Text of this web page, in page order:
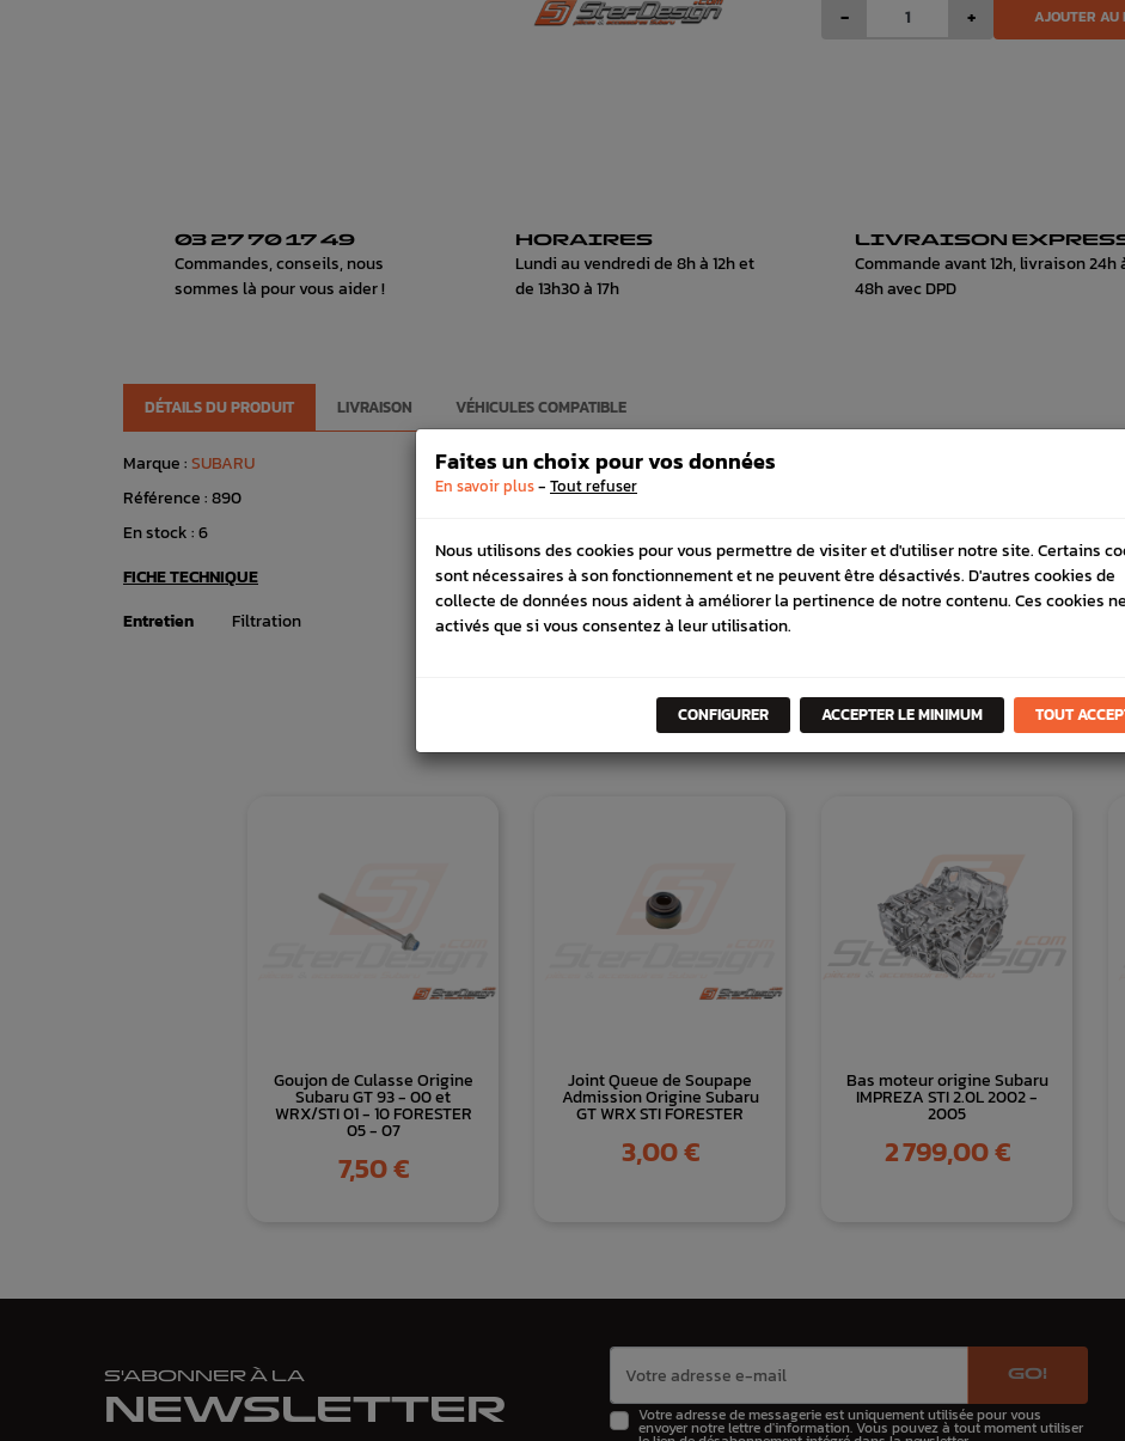
- + AJOUTER AU
03 27 70 17 49
Commandes, conseils, nous
sommes là pour vous aider !
HORAIRES
Lundi au vendredi de 8h à 12h et
de 13h30 à 17h
LIVRAISON
Commande avant 12h, livraison 24h
48h avec DPD
DÉTAILS DU PRODUIT LIVRAISON VÉHICULES COMPATIBLE
Marque :SUBARU
Référence :890
En stock :6
FICHE TECHNIQUE
Entretien
Filtration
LA MÊMECATÉGORIE
Goujon de Culasse Origine
Subaru GT 93 - 00 et
WRX/STI 01 - 10 FORESTER
05 - 07
Prix
7,50 €
Joint Queue de Soupape
Admission Origine Subaru
GT WRX STI FORESTER
Prix
3,00 €
Bas moteur origine Subaru
IMPREZA STI 2.0L 2002 -
2005
Prix
2 799,00 €
S'ABONNER À LA
NEWSLETTER
GO!
Votre adresse de messagerie est uniquement utilisée pour vous
envoyer notre lettre d'information. Vous pouvez à tout moment utiliser
Faites un choix pour vos données
En savoir plus- Tout refuser
Nous utilisons des cookies pour vous permettre de visiter et d'utiliser notre site. Certains
sont nécessaires à son fonctionnement et ne peuvent être désactivés. D'autres cookies de
collecte de données nous aident à améliorer la pertinence de notre contenu. Ces cookies
activés que si vous consentez à leur utilisation.
CONFIGURER ACCEPTER LE MINIMUM TOUT